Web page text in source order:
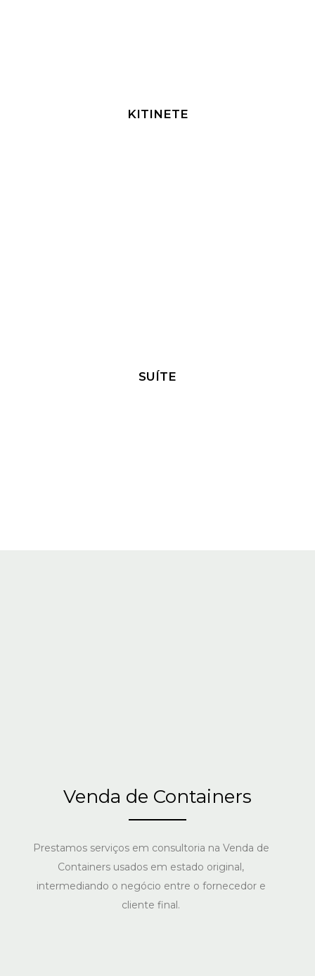
KITINETE
SUÍTE
Venda de Containers
Prestamos serviços em consultoria na Venda de
Containers usados em estado original,
intermediando o negócio entre o fornecedor e
cliente final.